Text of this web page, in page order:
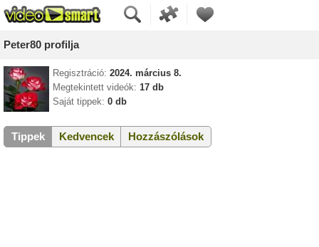
Peter80 profilja
Regisztráció: 2024. március 8.
Megtekintett videók: 17 db
Saját tippek: 0 db
Tippek Kedvencek Hozzászólások